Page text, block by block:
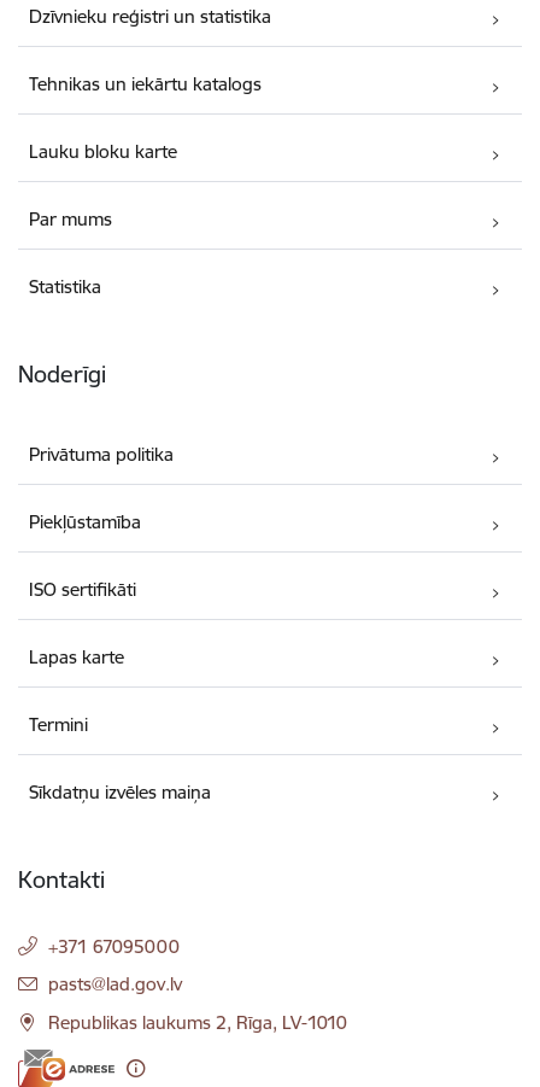
Dzīvnieku reģistri un statistika
Tehnikas un iekārtu katalogs
Lauku bloku karte
Par mums
Statistika
Noderīgi
Privātuma politika
Piekļūstamība
ISO sertifikāti
Lapas karte
Termini
Sīkdatņu izvēles maiņa
Kontakti
+371 67095000
E-pasts:
pasts@lad.gov.lv
Republikas laukums 2, Rīga, LV-1010